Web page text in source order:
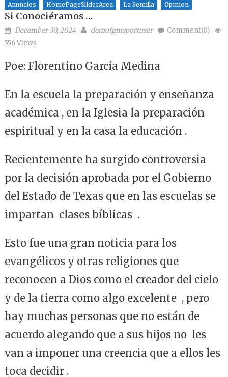
Anuncios HomePageSliderArea La Semilla Opinion
Si Conociéramos …
Posted on
December 30, 2024 Author
demofgmsportuser
Comment(0)
556 Views
Poe: Florentino García Medina
En la escuela la preparación y enseñanza
académica , en la Iglesia la preparación
espiritual y en la casa la educación .
Recientemente ha surgido controversia
por la decisión aprobada por el Gobierno
del Estado de Texas que en las escuelas se
impartan clases bíblicas .
Esto fue una gran noticia para los
evangélicos y otras religiones que
reconocen a Dios como el creador del cielo
y de la tierra como algo excelente , pero
hay muchas personas que no están de
acuerdo alegando que a sus hijos no les
van a imponer una creencia que a ellos les
toca decidir .